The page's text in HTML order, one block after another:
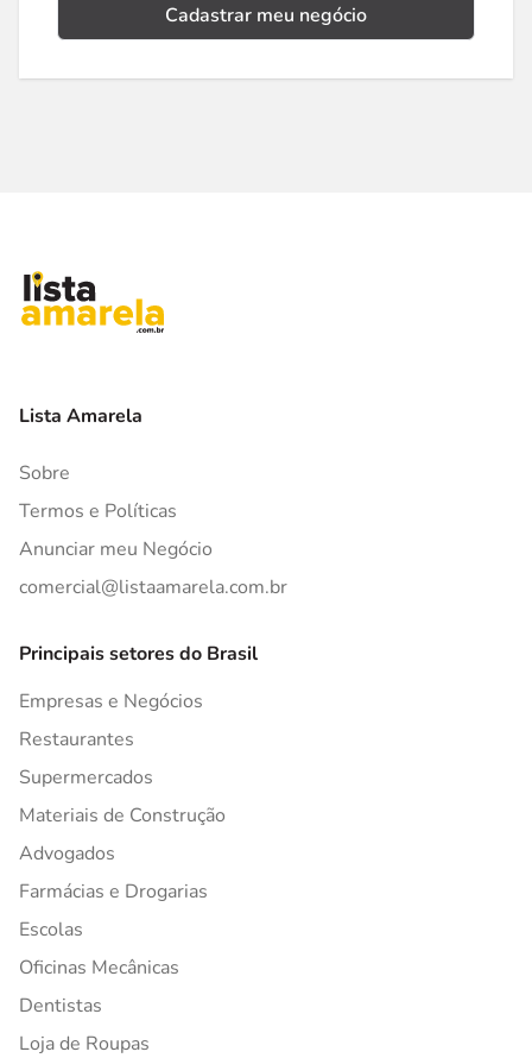
Cadastrar meu negócio
Lista Amarela
Sobre
Termos e Políticas
Anunciar meu Negócio
comercial@listaamarela.com.br
Principais setores do Brasil
Empresas e Negócios
Restaurantes
Supermercados
Materiais de Construção
Advogados
Farmácias e Drogarias
Escolas
Oficinas Mecânicas
Dentistas
Loja de Roupas